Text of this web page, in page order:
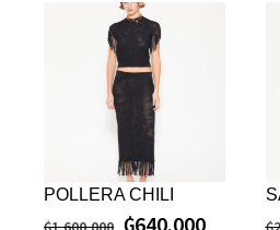
POLLERA CHILI
₲640.000